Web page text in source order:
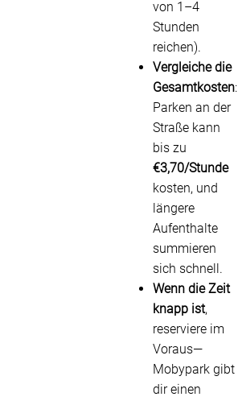
von 1–4
Stunden
reichen).
Vergleiche die
Gesamtkosten:
Parken an der
Straße kann
bis zu
€3,70/Stunde
kosten, und
längere
Aufenthalte
summieren
sich schnell.
Wenn die Zeit
knapp ist,
reserviere im
Voraus—
Mobypark gibt
dir einen